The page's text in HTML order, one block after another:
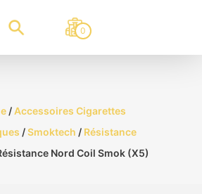
0
/ Accessoires Cigarettes
/Smoktech / Résistance
Nord Coil Smok (X5)